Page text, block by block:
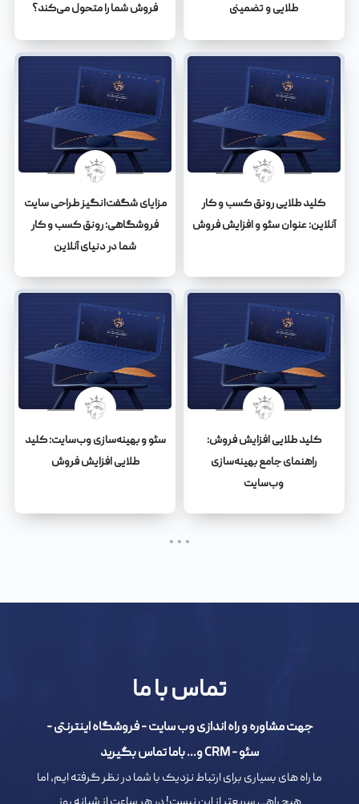
طلایی و تضمینی
فروش شما را متحول می‌کند؟
کلید طلایی رونق کسب و کار
آنلاین: عنوان سئو و افزایش فروش
مزایای شگفت‌انگیز طراحی سایت
فروشگاهی: رونق کسب و کار
شما در دنیای آنلاین
کلید طلایی افزایش فروش:
راهنمای جامع بهینه‌سازی
وب‌سایت
سئو و بهینه‌سازی وب‌سایت: کلید
طلایی افزایش فروش
تماس با ما
جهت مشاوره و راه اندازی وب سایت - فروشگاه اینترنتی -
سئو - CRM و... باما تماس بگیرید
ما راه های بسیاری برای ارتباط نزدیک با شما در نظر گرفته ایم، اما